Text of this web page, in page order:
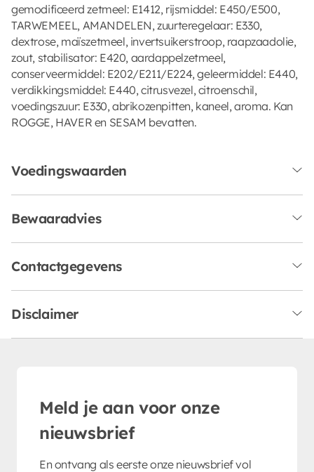
gemodificeerd zetmeel: E1412, rijsmiddel: E450/E500,
TARWEMEEL, AMANDELEN, zuurteregelaar: E330,
dextrose, maïszetmeel, invertsuikerstroop, raapzaadolie,
zout, stabilisator: E420, aardappelzetmeel,
conserveermiddel: E202/E211/E224, geleermiddel: E440,
verdikkingsmiddel: E440, citrusvezel, citroenschil,
voedingszuur: E330, abrikozenpitten, kaneel, aroma. Kan
ROGGE, HAVER en SESAM bevatten.
Voedingswaarden
Bewaaradvies
Contactgegevens
Disclaimer
Meld je aan voor onze
nieuwsbrief
En ontvang als eerste onze nieuwsbrief vol